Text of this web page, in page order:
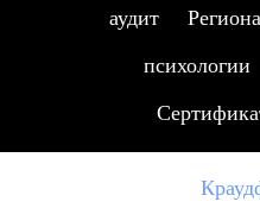
аудит
психологии